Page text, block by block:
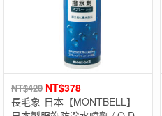
NT$420 NT$378
長毛象-日本【MONTBELL】